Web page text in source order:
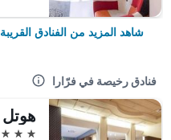
شاهد المزيد من الفنادق القريبة
فنادق رخيصة في فرّارا
4 نجوم